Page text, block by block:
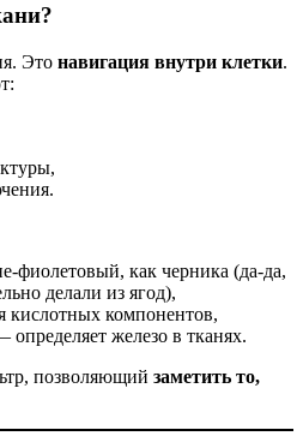
Это навигация внутри клетки.
фиолетовый, как черника (да-да,
делали из ягод),
компонентов,
определяет железо в тканях.
позволяющий заметить то,